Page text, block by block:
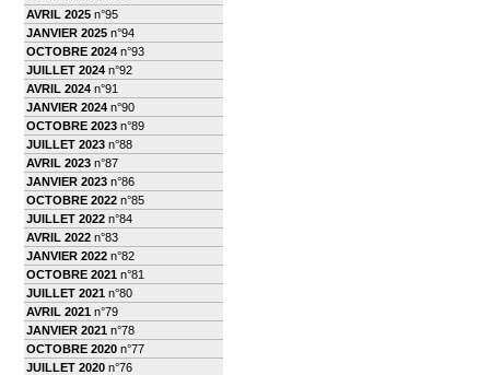
AVRIL 2025 n°95
JANVIER 2025 n°94
OCTOBRE 2024 n°93
JUILLET 2024 n°92
AVRIL 2024 n°91
JANVIER 2024 n°90
OCTOBRE 2023 n°89
JUILLET 2023 n°88
AVRIL 2023 n°87
JANVIER 2023 n°86
OCTOBRE 2022 n°85
JUILLET 2022 n°84
AVRIL 2022 n°83
JANVIER 2022 n°82
OCTOBRE 2021 n°81
JUILLET 2021 n°80
AVRIL 2021 n°79
JANVIER 2021 n°78
OCTOBRE 2020 n°77
JUILLET 2020 n°76